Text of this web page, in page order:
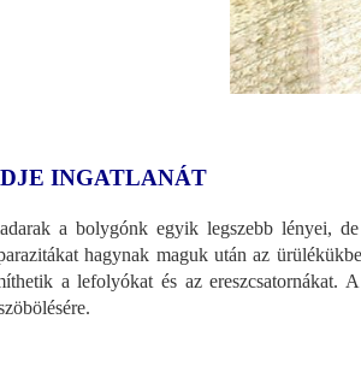
INGATLANÁT
a bolygónk egyik legszebb lényei,
hagynak maguk után az
a lefolyókat és az ereszcsatornákat.